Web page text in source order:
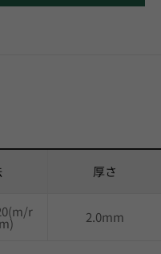
厚さ
r 2.0mm